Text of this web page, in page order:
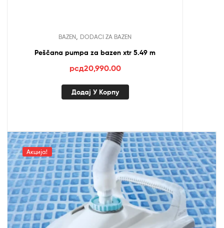
BAZEN DODACI ZA BAZEN
Peščana pumpa za bazen xtr 5.49 m
рсд20,990.00
Додај У Корпу
Акција!